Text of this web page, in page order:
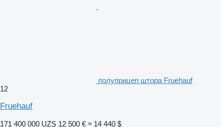
полуприцеп штора Fruehauf
12
Fruehauf
171 400 000 UZS 12 500 € ≈ 14 440 $